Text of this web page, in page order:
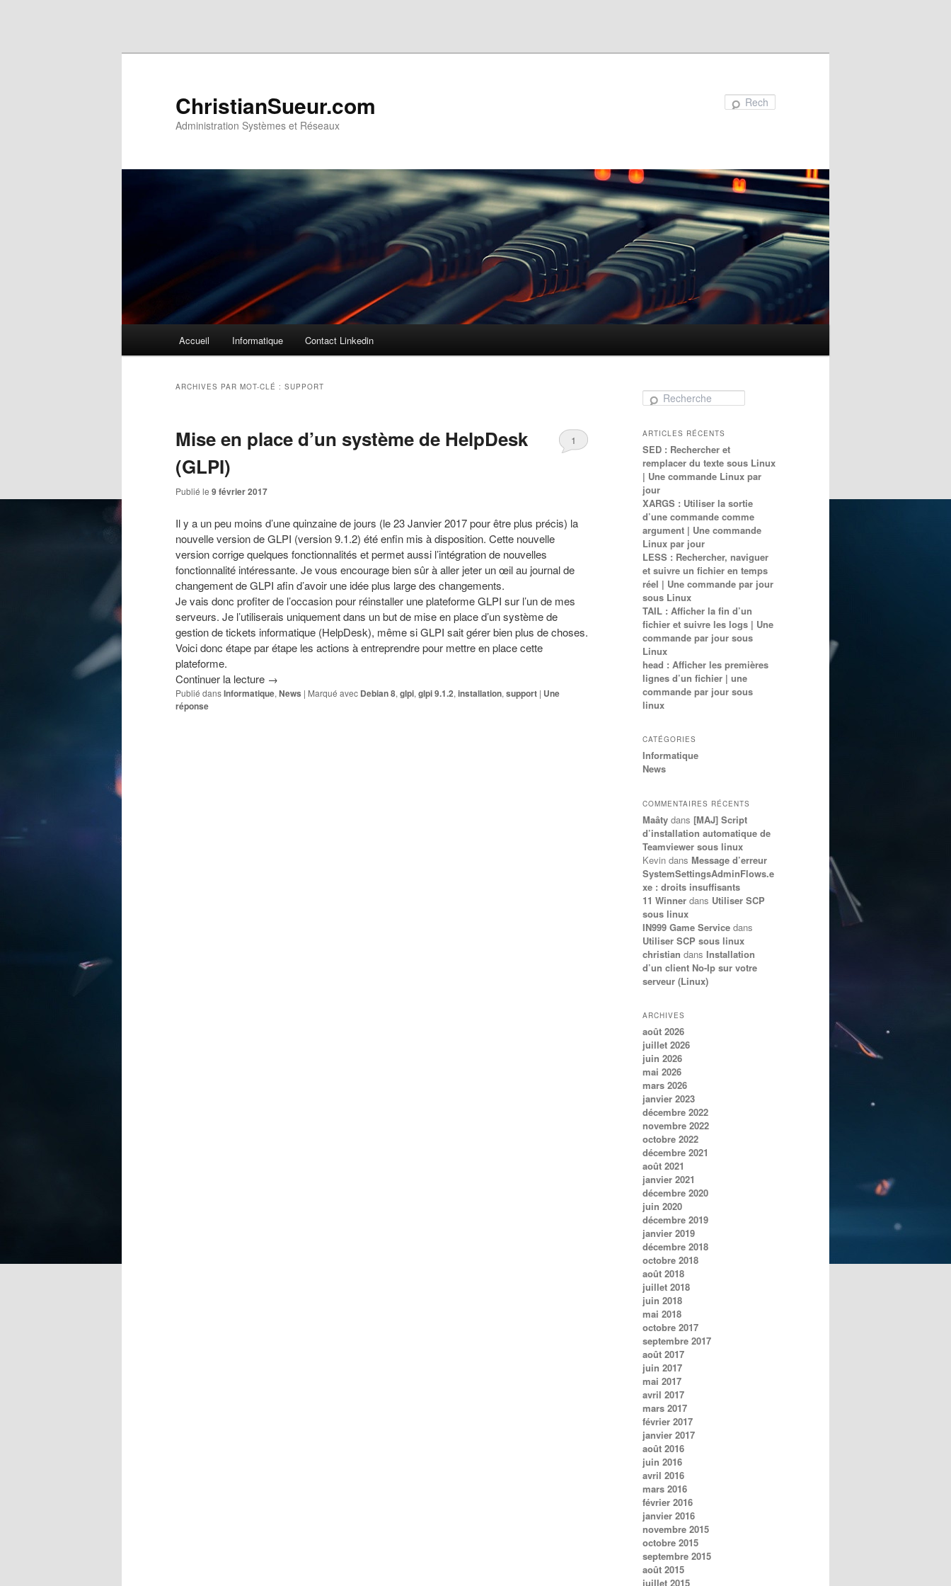
ChristianSueur.com
Administration Systèmes et Réseaux
Accueil Informatique Contact Linkedin
ARCHIVES PAR MOT-CLÉ : SUPPORT
Mise en place d’un système de HelpDesk
(GLPI)
Publié le 9 février 2017
1
Il y a un peu moins d’une quinzaine de jours (le 23 Janvier 2017 pour être plus précis) la
nouvelle version de GLPI (version 9.1.2) été enfin mis à disposition. Cette nouvelle
version corrige quelques fonctionnalités et permet aussi l’intégration de nouvelles
fonctionnalité intéressante. Je vous encourage bien sûr à aller jeter un œil au journal de
changement de GLPI afin d’avoir une idée plus large des changements.
Je vais donc profiter de l’occasion pour réinstaller une plateforme GLPI sur l’un de mes
serveurs. Je l’utiliserais uniquement dans un but de mise en place d’un système de
gestion de tickets informatique (HelpDesk), même si GLPI sait gérer bien plus de choses.
Voici donc étape par étape les actions à entreprendre pour mettre en place cette
plateforme.
Continuer la lecture →
Publié dansInformatique, News | Marqué avec Debian 8, glpi, glpi 9.1.2, installation, support | Une
réponse
ARTICLES RÉCENTS
SED : Rechercher et
remplacer du texte sous Linux
| Une commande Linux par
jour
XARGS : Utiliser la sortie
d’une commande comme
argument | Une commande
Linux par jour
LESS : Rechercher, naviguer
et suivre un fichier en temps
réel | Une commande par jour
sous Linux
TAIL : Afficher la fin d’un
fichier et suivre les logs | Une
commande par jour sous
Linux
head : Afficher les premières
lignes d’un fichier | une
commande par jour sous
linux
CATÉGORIES
Informatique
News
COMMENTAIRES RÉCENTS
Maâty dans [MAJ] Script
d’installation automatique de
Teamviewer sous linux
Kevin dans Message d’erreur
SystemSettingsAdminFlows.e
xe : droits insuffisants
11 Winner dans Utiliser SCP
sous linux
IN999 Game Service dans
Utiliser SCP sous linux
christian dans Installation
d’un client No-Ip sur votre
serveur (Linux)
ARCHIVES
août 2026
juillet 2026
juin 2026
mai 2026
mars 2026
janvier 2023
décembre 2022
novembre 2022
octobre 2022
décembre 2021
août 2021
janvier 2021
décembre 2020
juin 2020
décembre 2019
janvier 2019
décembre 2018
octobre 2018
août 2018
juillet 2018
juin 2018
mai 2018
octobre 2017
septembre 2017
août 2017
juin 2017
mai 2017
avril 2017
mars 2017
février 2017
janvier 2017
août 2016
juin 2016
avril 2016
mars 2016
février 2016
janvier 2016
novembre 2015
octobre 2015
septembre 2015
août 2015
juillet 2015